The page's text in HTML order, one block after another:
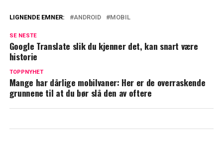
LIGNENDE EMNER: ANDROID MOBIL
SE NESTE
Google Translate slik du kjenner det, kan snart være
historie
TOPPNYHET
Mange har dårlige mobilvaner: Her er de overraskende
grunnene til at du bør slå den av oftere